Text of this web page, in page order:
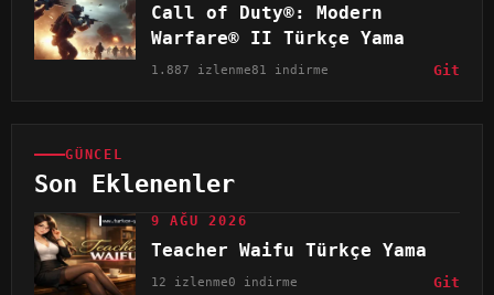
Call of Duty®: Modern
Warfare® II Türkçe Yama
1.887 izlenme81 indirme Git
GÜNCEL
Son Eklenenler
9 AĞU 2026
Teacher Waifu Türkçe Yama
12 izlenme0 indirme Git